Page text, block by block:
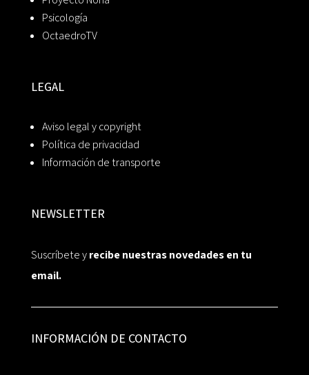
Psicología
OctaedroTV
LEGAL
Aviso legal y copyright
Política de privacidad
Información de transporte
NEWSLETTER
Suscríbete yrecibe nuestras novedades en tu
email.
INFORMACIÓN DE CONTACTO